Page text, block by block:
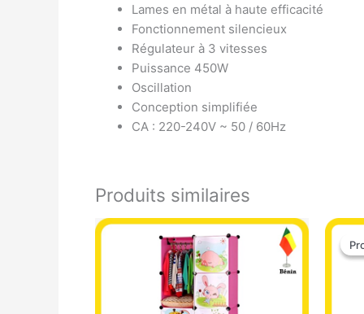
Lames en métal à haute efficacité
Fonctionnement silencieux
Régulateur à 3 vitesses
Puissance 450W
Oscillation
Conception simplifiée
CA : 220-240V ~ 50 / 60Hz
Produits similaires